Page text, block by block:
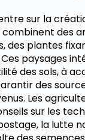
sur la
des
des plantes
paysages
des sols, à
des
Les
sur les
la lutte